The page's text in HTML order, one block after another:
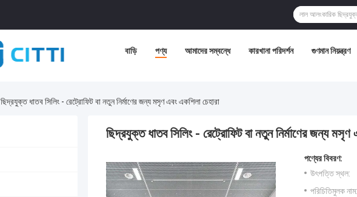
বাড়ি পণ্য আমাদের সম্বন্ধে কারখানা পরিদর্শন গুণমান নিয়ন্ত্রণ
ছিদ্রযুক্ত ধাতব সিলিং - রেট্রোফিট বা নতুন নির্মাণের জন্য মসৃণ এবং একশিলা চেহারা
ছিদ্রযুক্ত ধাতব সিলিং - রেট্রোফিট বা নতুন নির্মাণের জন্য মসৃণ
পণ্যের বিবরণ:
উৎপত্তি স্থল:
পরিচিতিমুলক নাম: